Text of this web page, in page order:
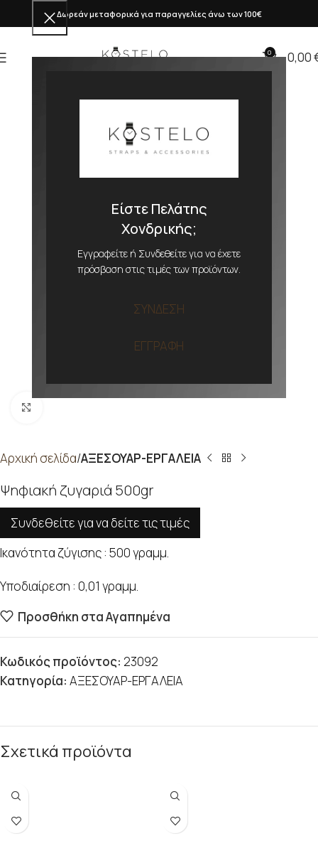
Είστε Πελάτης
Χονδρικής;
Εγγραφείτε ή Συνδεθείτε για να έχετε
πρόσβαση στις τιμές των προϊόντων.
ΣΥΝΔΕΣΗ
ΕΓΓΡΑΦΗ
Δωρεάν μεταφορικά για παραγγελίες άνω των 100€
0 0,00
Αρχική σελίδα ΑΞΕΣΟΥΑΡ-ΕΡΓΑΛΕΙΑ
Ψηφιακή ζυγαριά 500gr
Συνδεθείτε για να δείτε τις τιμές
Ικανότητα ζύγισης : 500 γραμμ.
Υποδιαίρεση : 0,01 γραμμ.
Προσθήκη στα Αγαπημένα
Κωδικός προϊόντος: 23092
Κατηγορία: ΑΞΕΣΟΥΑΡ-ΕΡΓΑΛΕΙΑ
Σχετικά προϊόντα